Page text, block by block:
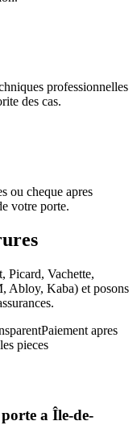
professionnelles
des cas.
ou cheque apres
votre porte.
Picard, Vachette,
Abloy, Kaba) et posons
Paiement apres
pieces
a Île-de-